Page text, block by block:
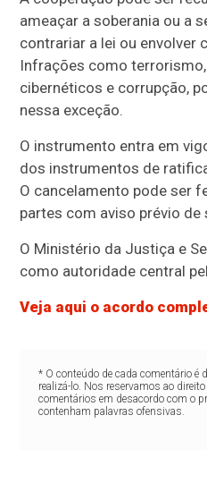
ameaçar a soberania ou a
contrariar a lei ou envolver
Infrações como
cibernéticos e corrupção,
nessa exceção.
O instrumento entra em
dos instrumentos de
O cancelamento pode ser
partes com aviso prévio de
O Ministério da Justiça e
como autoridade central
Veja aqui o acordo
* O conteúdo de cada comentário é
realizá-lo. Nos reservamos ao
comentários em desacordo com o
contenham palavras ofensivas.